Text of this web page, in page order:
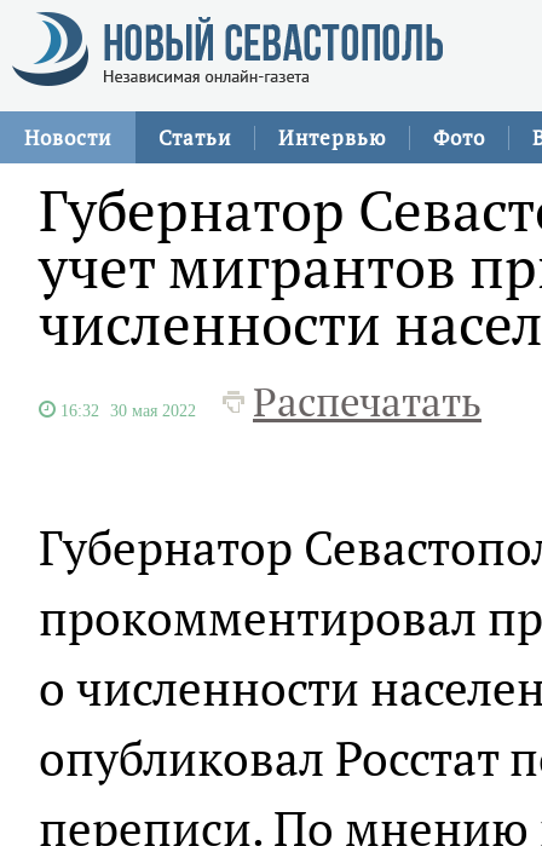
Новости Статьи Интервью Фото
Губернатор
учет мигрантов
численности
16:32 30 мая 2022 Распечатать
Губернатор
прокомментировал
о численности
опубликовал Росстат
переписи. По мнению